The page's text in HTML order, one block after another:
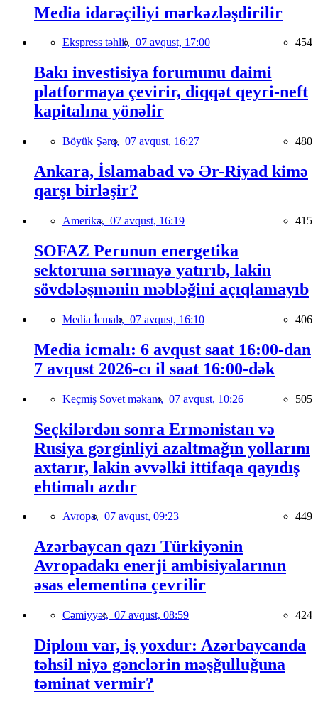
Media idarəçiliyi mərkəzləşdirilir
Ekspress təhlil, 07 avqust, 17:00 454
Bakı investisiya forumunu daimi
platformaya çevirir, diqqət qeyri-neft
kapitalına yönəlir
Böyük Şərq, 07 avqust, 16:27 480
Ankara, İslamabad və Ər-Riyad kimə
qarşı birləşir?
Amerika, 07 avqust, 16:19 415
SOFAZ Perunun energetika
sektoruna sərmayə yatırıb, lakin
sövdələşmənin məbləğini açıqlamayıb
Media İcmalı, 07 avqust, 16:10 406
Media icmalı: 6 avqust saat 16:00-dan
7 avqust 2026-cı il saat 16:00-dək
Keçmiş Sovet məkanı, 07 avqust, 10:26 505
Seçkilərdən sonra Ermənistan və
Rusiya gərginliyi azaltmağın yollarını
axtarır, lakin əvvəlki ittifaqa qayıdış
ehtimalı azdır
Avropa, 07 avqust, 09:23 449
Azərbaycan qazı Türkiyənin
Avropadakı enerji ambisiyalarının
əsas elementinə çevrilir
Cəmiyyət, 07 avqust, 08:59 424
Diplom var, iş yoxdur: Azərbaycanda
təhsil niyə gənclərin məşğulluğuna
təminat vermir?